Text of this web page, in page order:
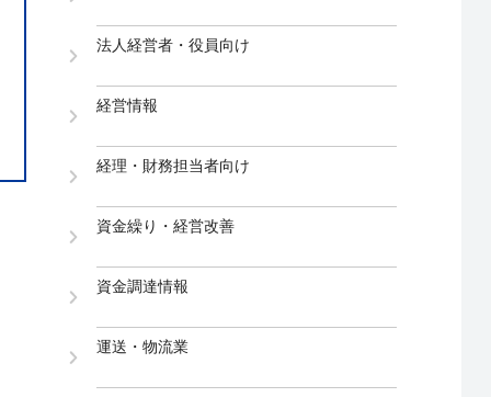
法人経営者・役員向け
経営情報
経理・財務担当者向け
資金繰り・経営改善
資金調達情報
運送・物流業